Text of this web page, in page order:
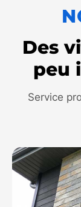
Des
peu
Service